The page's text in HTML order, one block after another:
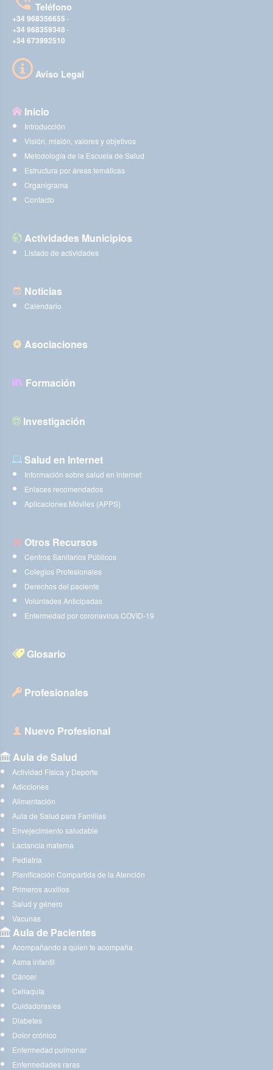
Teléfono
+34 968356655 -
+34 968359348 -
+34 673992510
Aviso Legal
Inicio
Introducción
Visión, misión, valores y objetivos
Metodología de la Escuela de Salud
Estructura por áreas temáticas
Organigrama
Contacto
Actividades Municipios
Listado de actividades
Noticias
Calendario
Asociaciones
Formación
Investigación
Salud en Internet
Información sobre salud en internet
Enlaces recomendados
Aplicaciones Móviles (APPS)
Otros Recursos
Centros Sanitarios Públicos
Colegios Profesionales
Derechos del paciente
Voluntades Anticipadas
Enfermedad por coronavirus COVID-19
Glosario
Profesionales
Nuevo Profesional
Aula de Salud
Actividad Física y Deporte
Adicciones
Alimentación
Aula de Salud para Familias
Envejecimiento saludable
Lactancia materna
Pediatría
Planificación Compartida de la Atención
Primeros auxilios
Salud y género
Vacunas
Aula de Pacientes
Acompañando a quien te acompaña
Asma infantil
Cáncer
Celiaquía
Cuidadoras/es
Diabetes
Dolor crónico
Enfermedad pulmonar
Enfermedades raras